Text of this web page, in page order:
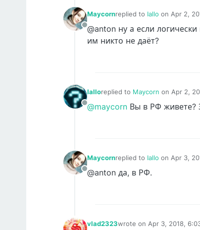
Offline
Maycornreplied to Iallo on Apr 2,
last edited by
@anton ну а если
им никто не даёт?
Offline
Ialloreplied to Maycorn on Apr 2,
last edited by IalloApr 2, 2018,
@maycorn Вы в РФ живете?
Offline
Maycornreplied to Iallo on Apr 3,
last edited by
@anton да, в РФ.
vlad2323wrote on Apr 3, 2018,
last edited by